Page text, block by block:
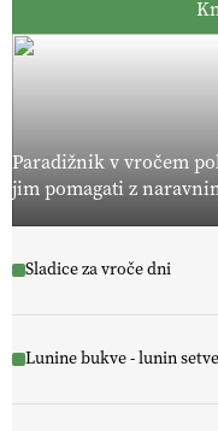
Paradižnik v vročem
jim pomagati z
Sladice za vroče dni
Lunine bukve - lunin